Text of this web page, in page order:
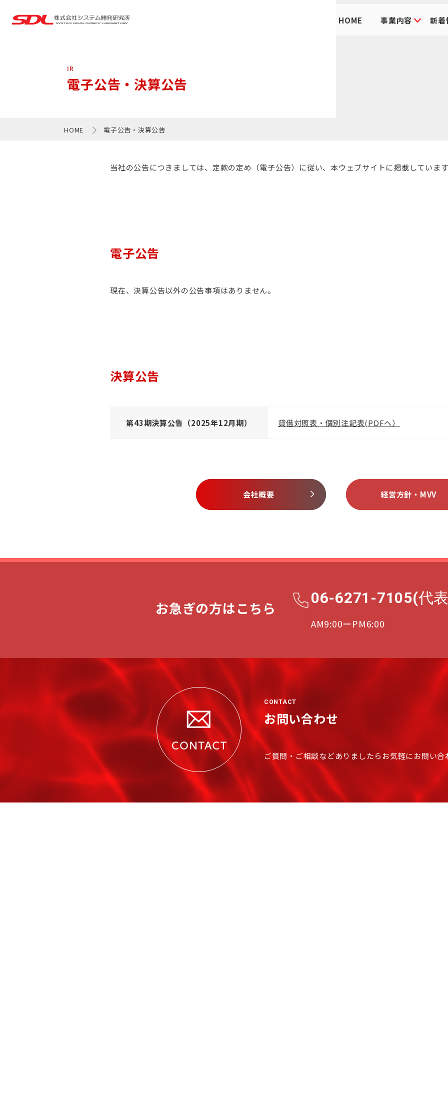
HOME 事業内容 新着
IR
電子公告・決算公告
HOME 電子公告・決算公告
当社の公告につきましては、定款の定め（電子公告）に従い、本ウェブサイトに掲載していま
電子公告
現在、決算公告以外の公告事項はありません。
決算公告
第43期決算公告（2025年12月期） 貸借対照表・個別注記表(PDFへ）
会社概要 経営方針・MVV
お急ぎの方はこちら
06-6271-7105(代
AM9:00ーPM6:00
CONTACT
お問い合わせ
ご質問・ご相談などありましたらお気軽にお問い